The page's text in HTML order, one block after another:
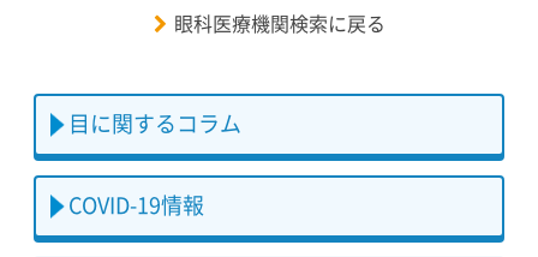
眼科医療機関検索に戻る
目に関するコラム
COVID-19情報